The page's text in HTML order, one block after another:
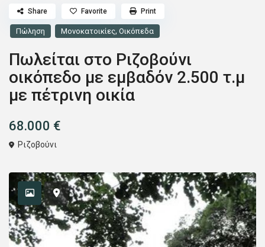
Πώληση Μονοκατοικίες,Οικόπεδα
Πωλείται στο Ριζοβούνι
οικόπεδο με εμβαδόν 2.500 τ.μ
με πέτρινη οικία
68.000 €
Ριζοβούνι
Share Favorite Print